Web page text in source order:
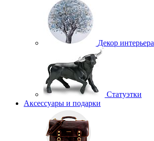
Декор интерьера
Статуэтки
Аксессуары и подарки